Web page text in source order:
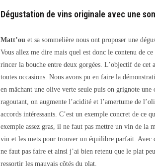
Dégustation de vins originale avec une
Matt’ou et sa sommelière nous ont proposer une
Vous allez me dire mais quel est donc le contenu de
rincer la bouche entre deux gorgées. L’objectif de cet
toutes occasions. Nous avons pu en faire la
en mâchant une olive verte seule puis on grignote
ragoutant, on augmente l’acidité et l’amertume de
accords intéressants. C’est un exemple concret de ce
exemple assez gras, il ne faut pas mettre un vin de la
vin et les mets pour trouver un équilibre parfait. Avec
ne faut pas faire et ainsi j’ai bien retenu que le plat
ressortir les mauvais côtés du plat.